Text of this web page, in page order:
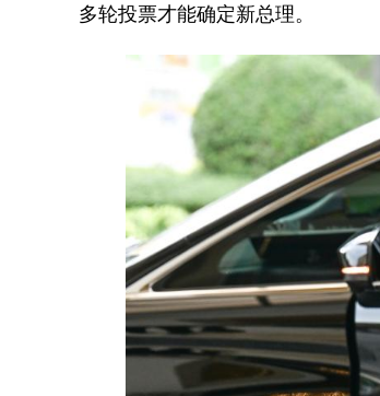
多轮投票才能确定新总理。